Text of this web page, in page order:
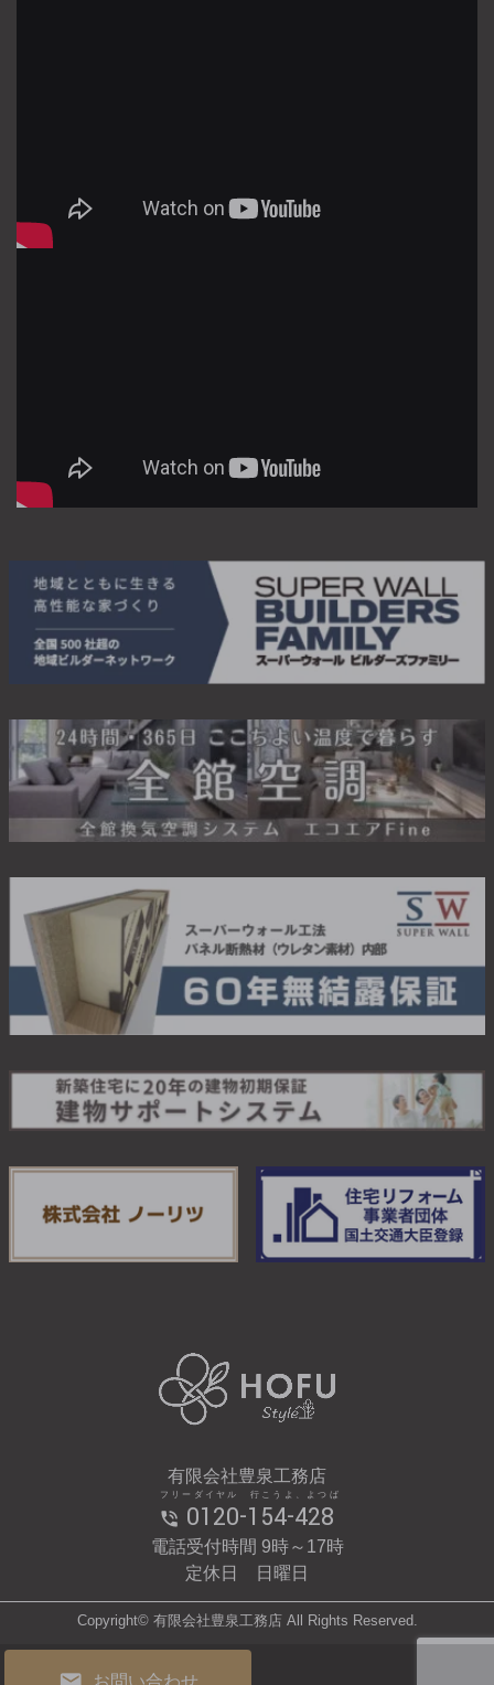
お問い合わせ
有限会社豊泉工務店
0120-154-428
フリーダイヤル 行こうよ、よつば
電話受付時間 9時～17時
定休日 日曜日
Copyright© 有限会社豊泉工務店 All Rights Reserved.